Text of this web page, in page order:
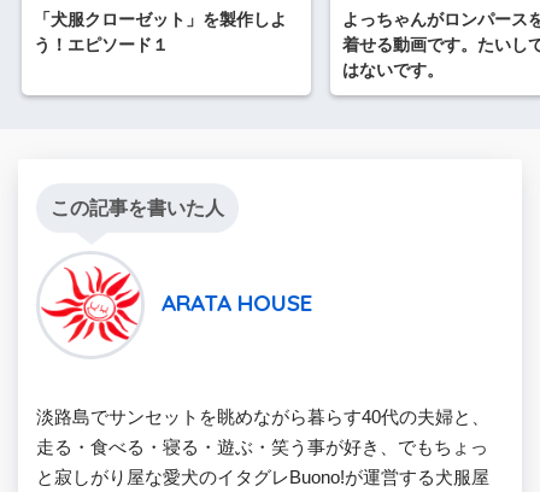
「犬服クローゼット」を製作しよ
う！エピソード１
よっちゃんがロンパース
着せる動画です。たいし
はないです。
この記事を書いた人
ARATA HOUSE
淡路島でサンセットを眺めながら暮らす40代の夫婦と、
走る・食べる・寝る・遊ぶ・笑う事が好き、でもちょっ
と寂しがり屋な愛犬のイタグレBuono!が運営する犬服屋